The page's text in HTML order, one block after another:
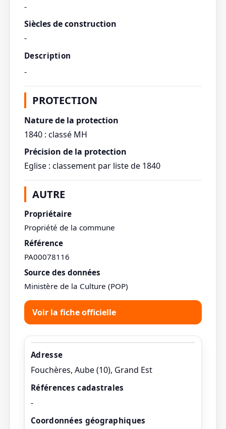
-
Siècles de construction
-
Description
-
PROTECTION
Nature de la protection
1840 : classé MH
Précision de la protection
Eglise : classement par liste de 1840
AUTRE
Propriétaire
Propriété de la commune
Référence
PA00078116
Source des données
Ministère de la Culture (POP)
Voir la fiche officielle
Adresse
Fouchères, Aube (10), Grand Est
Références cadastrales
-
Coordonnées géographiques